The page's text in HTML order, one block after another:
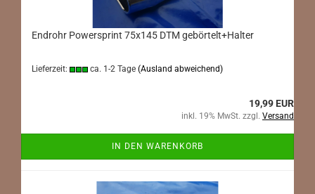
Endrohr Powersprint 75x145 DTM gebörtelt+Halter
Lieferzeit: ca. 1-2 Tage (Ausland abweichend)
19,99 EUR
inkl. 19% MwSt. zzgl. Versand
IN DEN WARENKORB